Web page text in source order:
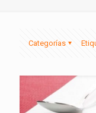
Categorías